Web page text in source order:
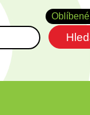
Oblíbené